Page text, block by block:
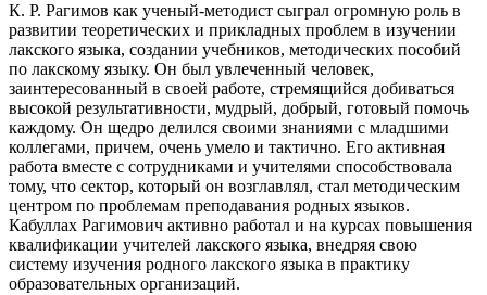
К. Р. Рагимов как ученый-методист сыграл огромную роль в
развитии теоретических и прикладных проблем в изучении
лакского языка, создании учебников, методических пособий
по лакскому языку. Он был увлеченный человек,
заинтересованный в своей работе, стремящийся добиваться
высокой результативности, мудрый, добрый, готовый помочь
каждому. Он щедро делился своими знаниями с младшими
коллегами, причем, очень умело и тактично. Его активная
работа вместе с сотрудниками и учителями способствовала
тому, что сектор, который он возглавлял, стал методическим
центром по проблемам преподавания родных языков.
Кабуллах Рагимович активно работал и на курсах повышения
квалификации учителей лакского языка, внедряя свою
систему изучения родного лакского языка в практику
образовательных организаций.